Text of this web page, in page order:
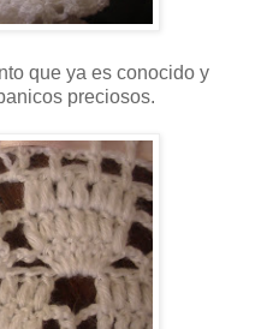
que ya es conocido y
preciosos.